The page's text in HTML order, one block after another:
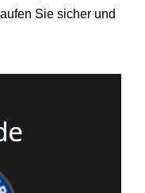
Sie sicher und